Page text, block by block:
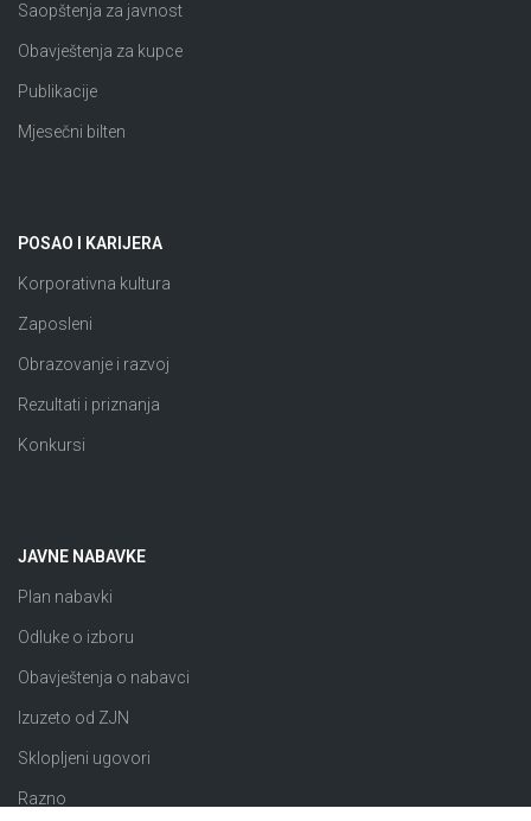
Saopštenja za javnost
Obavještenja za kupce
Publikacije
Mjesečni bilten
POSAO I KARIJERA
Korporativna kultura
Zaposleni
Obrazovanje i razvoj
Rezultati i priznanja
Konkursi
JAVNE NABAVKE
Plan nabavki
Odluke o izboru
Obavještenja o nabavci
Izuzeto od ZJN
Sklopljeni ugovori
Razno